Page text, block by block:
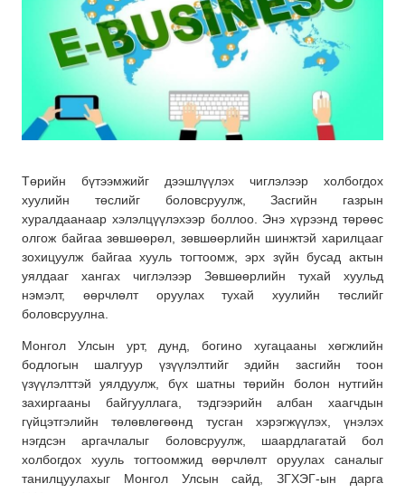
Төрийн бүтээмжийг дээшлүүлэх чиглэлээр холбогдох
хуулийн төслийг боловсруулж, Засгийн газрын
хуралдаанаар хэлэлцүүлэхээр боллоо. Энэ хүрээнд төрөөс
олгож байгаа зөвшөөрөл, зөвшөөрлийн шинжтэй харилцааг
зохицуулж байгаа хууль тогтоомж, эрх зүйн бусад актын
уялдааг хангах чиглэлээр Зөвшөөрлийн тухай хуульд
нэмэлт, өөрчлөлт оруулах тухай хуулийн төслийг
боловсруулна.
Монгол Улсын урт, дунд, богино хугацааны хөгжлийн
бодлогын шалгуур үзүүлэлтийг эдийн засгийн тоон
үзүүлэлттэй уялдуулж, бүх шатны төрийн болон нутгийн
захиргааны байгууллага, тэдгээрийн албан хаагчдын
гүйцэтгэлийн төлөвлөгөөнд тусган хэрэгжүүлэх, үнэлэх
нэгдсэн аргачлалыг боловсруулж, шаардлагатай бол
холбогдох хууль тогтоомжид өөрчлөлт оруулах саналыг
танилцуулахыг Монгол Улсын сайд, ЗГХЭГ-ын дарга